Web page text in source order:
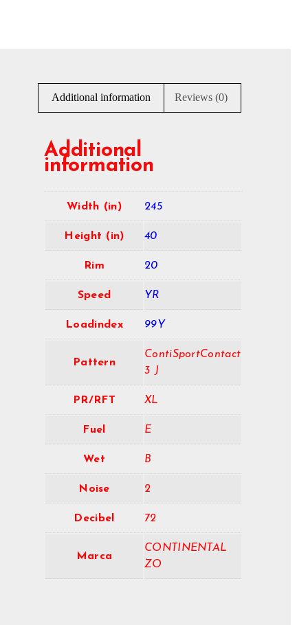
Additional information Reviews (0)
Additional
information
Width (in) 245
Height (in) 40
Rim 20
Speed YR
Loadindex 99Y
Pattern
ContiSportContact
3 J
PR/RFT XL
Fuel E
Wet B
Noise 2
Decibel 72
Marca
CONTINENTAL
ZO